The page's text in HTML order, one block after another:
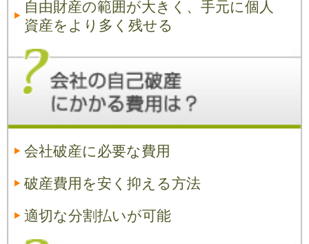
自由財産の範囲が大きく、手元に個人
資産をより多く残せる
会社破産に必要な費用
破産費用を安く抑える方法
適切な分割払いが可能